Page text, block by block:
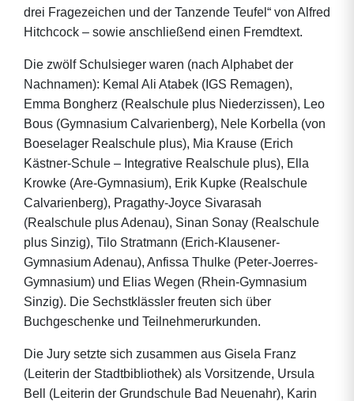
drei Fragezeichen und der Tanzende Teufel“ von Alfred
Hitchcock – sowie anschließend einen Fremdtext.
Die zwölf Schulsieger waren (nach Alphabet der
Nachnamen): Kemal Ali Atabek (IGS Remagen),
Emma Bongherz (Realschule plus Niederzissen), Leo
Bous (Gymnasium Calvarienberg), Nele Korbella (von
Boeselager Realschule plus), Mia Krause (Erich
Kästner-Schule – Integrative Realschule plus), Ella
Krowke (Are-Gymnasium), Erik Kupke (Realschule
Calvarienberg), Pragathy-Joyce Sivarasah
(Realschule plus Adenau), Sinan Sonay (Realschule
plus Sinzig), Tilo Stratmann (Erich-Klausener-
Gymnasium Adenau), Anfissa Thulke (Peter-Joerres-
Gymnasium) und Elias Wegen (Rhein-Gymnasium
Sinzig). Die Sechstklässler freuten sich über
Buchgeschenke und Teilnehmerurkunden.
Die Jury setzte sich zusammen aus Gisela Franz
(Leiterin der Stadtbibliothek) als Vorsitzende, Ursula
Bell (Leiterin der Grundschule Bad Neuenahr), Karin